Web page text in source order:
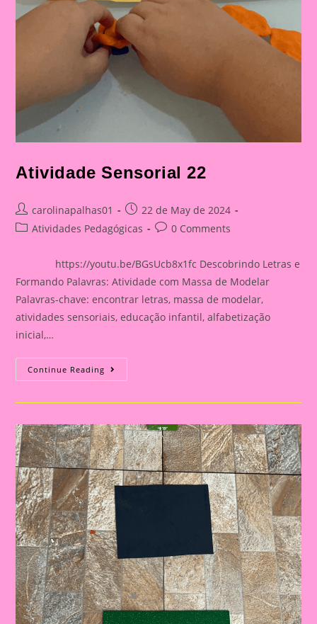
Atividade Sensorial 22
Post
author:
carolinapalhas01
Post
published:
22 de May de 2024
PostAtividades Pedagógicas
Post0 Comments
https://youtu.be/BGsUcb8x1fc Descobrindo Letras e
Formando Palavras: Atividade com Massa de Modelar
Palavras-chave: encontrar letras, massa de modelar,
atividades sensoriais, educação infantil, alfabetização
inicial,…
Continue Reading Atividade
Sensorial